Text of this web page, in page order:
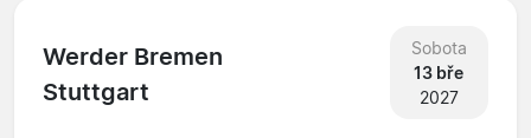
Werder Bremen
Stuttgart
Sobota
13 bře
2027